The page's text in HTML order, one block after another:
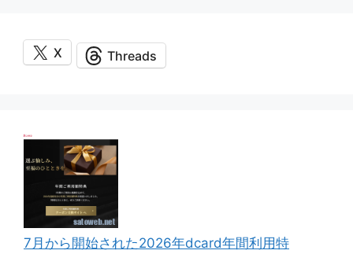
X Threads
7月から開始された2026年dcard年間利用特